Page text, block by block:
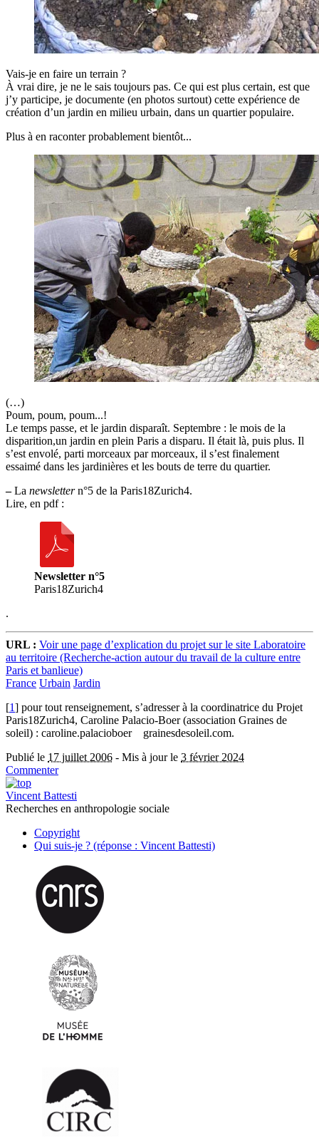
Vais-je en faire un terrain ?
À vrai dire, je ne le sais toujours pas. Ce qui est plus certain, est que
j’y participe, je documente (en photos surtout) cette expérience de
création d’un jardin en milieu urbain, dans un quartier populaire.
Plus à en raconter probablement bientôt...
(…)
Poum, poum, poum...!
Le temps passe, et le jardin disparaît. Septembre : le mois de la
disparition,un jardin en plein Paris a disparu. Il était là, puis plus. Il
s’est envolé, parti morceaux par morceaux, il s’est finalement
essaimé dans les jardinières et les bouts de terre du quartier.
–La newslettern°5 de la Paris18Zurich4.
Lire, en pdf :
Newsletter n°5
Paris18Zurich4
.
URL : Voir une page d’explication du projet sur le site Laboratoire
au territoire (Recherche-action autour du travail de la culture entre
Paris et banlieue)
France Urbain Jardin
[1] pour tout renseignement, s’adresser à la coordinatrice du Projet
Paris18Zurich4, Caroline Palacio-Boer (association Graines de
soleil) : caroline.palacioboer
grainesdesoleil.com.
Publié le 17 juillet 2006 - Mis à jour le 3 février 2024
Commenter
Vincent Battesti
Recherches en anthropologie sociale
Copyright
Qui suis-je ? (réponse : Vincent Battesti)